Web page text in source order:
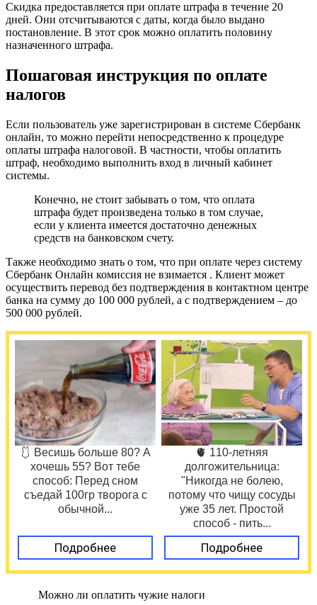
Скидка предоставляется при оплате штрафа в течение 20
дней. Они отсчитываются с даты, когда было выдано
постановление. В этот срок можно оплатить половину
назначенного штрафа.
Пошаговая инструкция по оплате
налогов
Если пользователь уже зарегистрирован в системе Сбербанк
онлайн, то можно перейти непосредственно к процедуре
оплаты штрафа налоговой. В частности, чтобы оплатить
штраф, необходимо выполнить вход в личный кабинет
системы.
Конечно, не стоит забывать о том, что оплата
штрафа будет произведена только в том случае,
если у клиента имеется достаточно денежных
средств на банковском счету.
Также необходимо знать о том, что при оплате через систему
Сбербанк Онлайн комиссия не взимается . Клиент может
осуществить перевод без подтверждения в контактном центре
банка на сумму до 100 000 рублей, а с подтверждением – до
500 000 рублей.
🩱 Весишь больше 80? А
хочешь 55? Вот тебе
способ: Перед сном
съедай 100гр творога с
обычной...
Подробнее
🫀 110-летняя
долгожительница:
"Никогда не болею,
потому что чищу сосуды
уже 35 лет. Простой
способ - пить...
Подробнее
Можно ли оплатить чужие налоги